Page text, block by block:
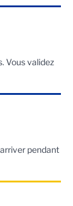
Vous validez
pendant